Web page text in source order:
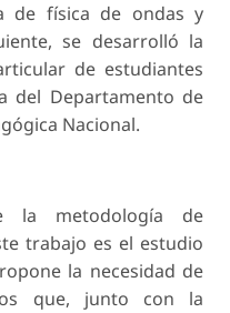
de física de ondas y
se desarrolló la
de estudiantes
del Departamento de
Nacional.
la metodología de
trabajo es el estudio
la necesidad de
que, junto con la